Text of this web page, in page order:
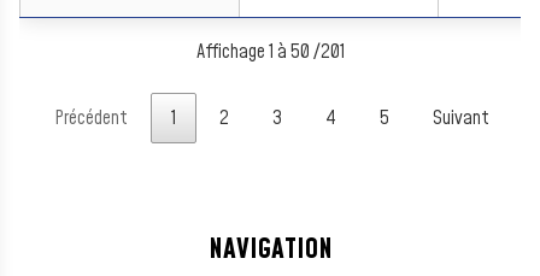
Affichage 1 à 50 /201
Précédent 1 2 3 4 5 Suivant
NAVIGATION